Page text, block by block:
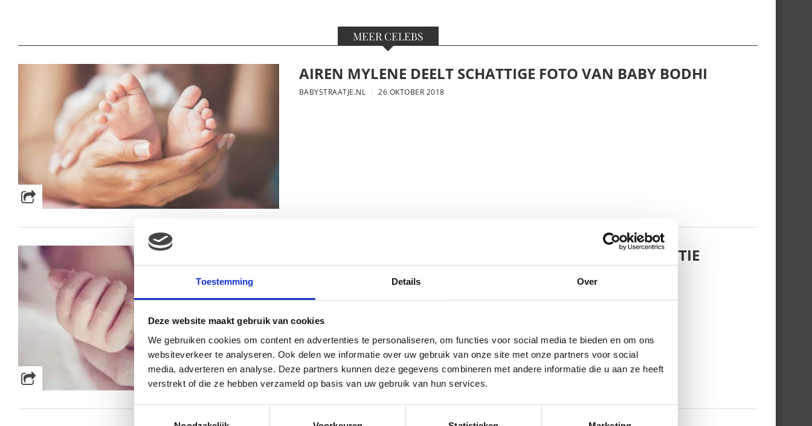
Toestemming Details Over
Deze website maakt gebruik van cookies
We gebruiken cookies om content en advertenties te personaliseren, om functies voor social media te bieden en om ons
websiteverkeer te analyseren. Ook delen we informatie over uw gebruik van onze site met onze partners voor social
media, adverteren en analyse. Deze partners kunnen deze gegevens combineren met andere informatie die u aan ze heeft
verstrekt of die ze hebben verzameld op basis van uw gebruik van hun services.
Toestemmingsselectie
MEER CELEBS
AIREN MYLENE DEELT SCHATTIGE FOTO VAN BABY BODHI
BABYSTRAATJE.NL 26 OKTOBER 2018
FOTO: SAAR KONINGSBERGER MET DOCHTERTJE SCOTTIE